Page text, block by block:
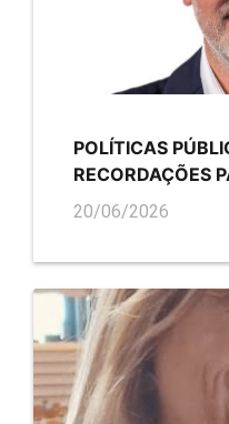
POLÍTICAS
RECORDAÇÕES
20/06/2026